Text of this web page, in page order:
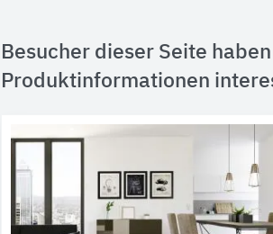
Besucher dieser Seite
Produktinformationen